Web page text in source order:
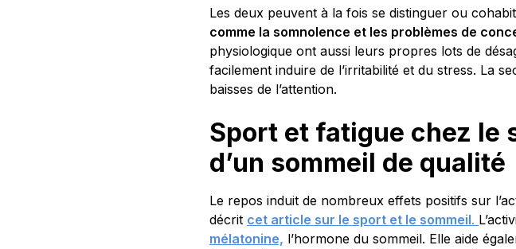
Les deux peuvent à la fois se distinguer ou
comme la somnolence et les problèmes de
physiologique ont aussi leurs propres lots de
facilement induire de l’irritabilité et du stress. La
baisses de l’attention.
Sport et fatigue chez le
d’un sommeil de qualité
Le repos induit de nombreux effets positifs sur
décrit cet article sur le sport et le sommeil.
mélatonine, l’hormone du sommeil. Elle aide